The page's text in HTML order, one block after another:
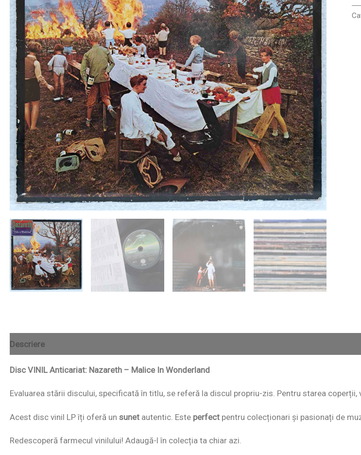
Descriere
Disc VINIL Anticariat: Nazareth – Malice In Wonderland
Evaluarea stării discului, specificată în titlu, se referă la discul propriu-zis. Pentru starea
Acest disc vinil LP îți oferă un sunet autentic. Este perfect pentru colecționari și pasionați de
Redescoperă farmecul vinilului! Adaugă-l în colecția ta chiar azi.